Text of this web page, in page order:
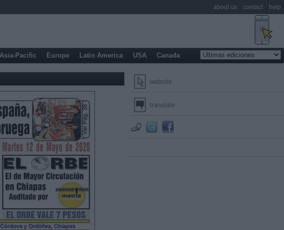
Asia-Pacific Europe Latin America USA Canada
website
translate
about us contact help